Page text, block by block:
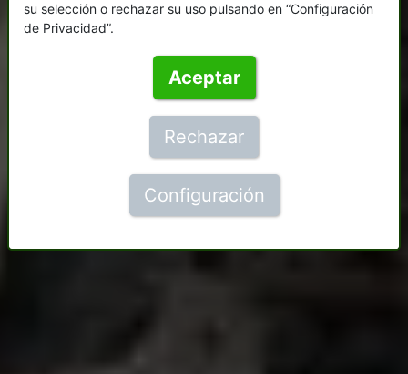
su selección o rechazar su uso pulsando en “Configuración
de Privacidad”.
Aceptar
Rechazar
Configuración